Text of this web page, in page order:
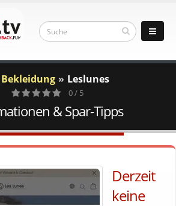
Leslunes
0
Votes
0 / 5
& Spar-Tipps
Derzeit
keine